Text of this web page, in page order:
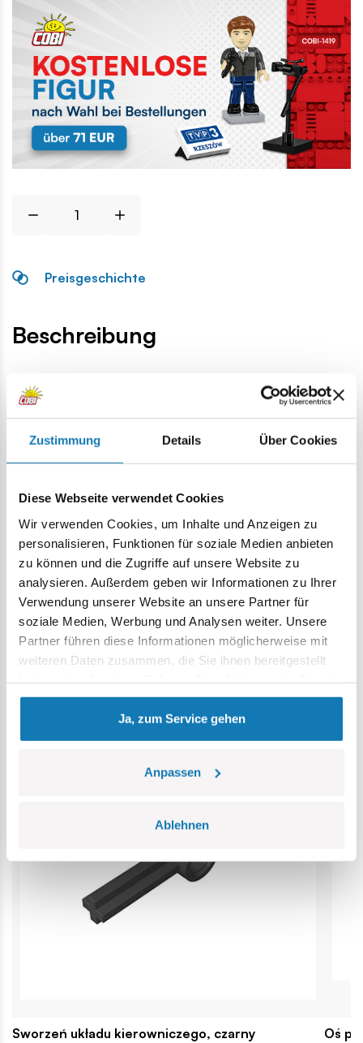
Zustimmung Details Über Cookies
Diese Webseite verwendet Cookies
Wir verwenden Cookies, um Inhalte und Anzeigen zu
personalisieren, Funktionen für soziale Medien anbieten
zu können und die Zugriffe auf unsere Website zu
analysieren. Außerdem geben wir Informationen zu Ihrer
Verwendung unserer Website an unsere Partner für
soziale Medien, Werbung und Analysen weiter. Unsere
Partner führen diese Informationen möglicherweise mit
weiteren Daten zusammen, die Sie ihnen bereitgestellt
gesammelt haben.
Ja, zum Service gehen
Anpassen
Ablehnen
Preisgeschichte
Beschreibung
Lokalizacja produktu:
Achtung: Nicht für Kinder unter 36 Monaten geeignet.
Erstickungsgefahr. Kleine Teile könnten verschluckt
werden. Wir empfehlen, die Verpackung als Referenz
aufzubewahren. Modell und Farben können leicht von der
Abbildung abweichen.
Kategorie Bestseller
Sworzeń układu kierowniczego, czarny Oś